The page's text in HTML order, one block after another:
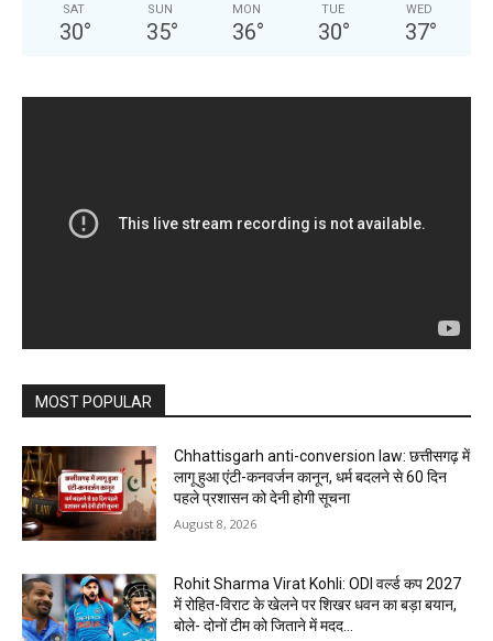
SAT
30°
SUN
35°
MON
36°
TUE
30°
WED
37°
MOST POPULAR
Chhattisgarh anti-conversion law: छत्तीसगढ़ में
लागू हुआ एंटी-कनवर्जन कानून, धर्म बदलने से 60 दिन
पहले प्रशासन को देनी होगी सूचना
August 8, 2026
Rohit Sharma Virat Kohli: ODI वर्ल्ड कप 2027
में रोहित-विराट के खेलने पर शिखर धवन का बड़ा बयान,
बोले- दोनों टीम को जिताने में मदद...